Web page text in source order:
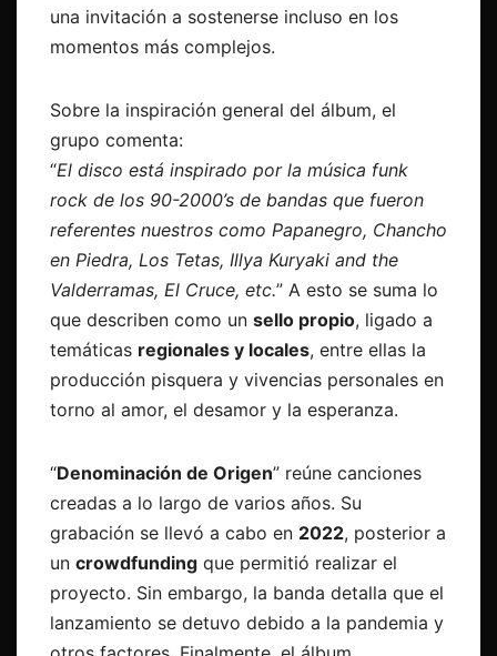
una invitación a sostenerse incluso en los
momentos más complejos.
Sobre la inspiración general del álbum, el
grupo comenta:
“El disco está inspirado por la música funk
rock de los 90-2000’s de bandas que fueron
referentes nuestros como Papanegro, Chancho
en Piedra, Los Tetas, Illya Kuryaki and the
Valderramas, El Cruce, etc.” A esto se suma lo
que describen como un sello propio, ligado a
temáticas regionales y locales, entre ellas la
producción pisquera y vivencias personales en
torno al amor, el desamor y la esperanza.
“Denominación de Origen” reúne canciones
creadas a lo largo de varios años. Su
grabación se llevó a cabo en 2022, posterior a
un crowdfunding que permitió realizar el
proyecto. Sin embargo, la banda detalla que el
lanzamiento se detuvo debido a la pandemia y